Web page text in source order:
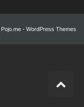
Pojo.me - WordPress Themes